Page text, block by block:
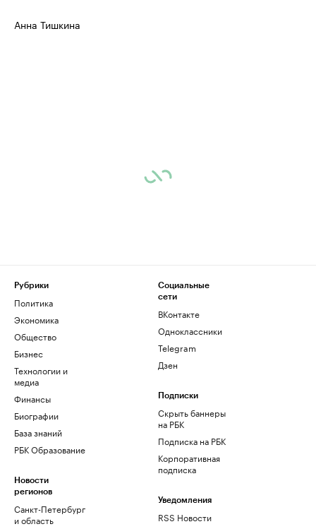
Анна Тишкина
Рубрики
Политика
Экономика
Общество
Бизнес
Технологии и
медиа
Финансы
Биографии
База знаний
РБК Образование
Новости
регионов
Санкт-Петербург
и область
Социальные
сети
ВКонтакте
Одноклассники
Telegram
Дзен
Подписки
Скрыть баннеры
на РБК
Подписка на РБК
Корпоративная
подписка
Уведомления
RSS Новости